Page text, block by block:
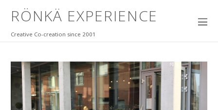
RÖNKÄ EXPERIENCE
Creative Co-creation since 2001